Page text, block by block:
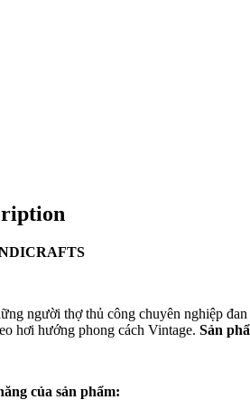
người thợ thủ công chuyên nghiệp
hơi hướng phong cách Vintage. Sản
của sản phẩm: